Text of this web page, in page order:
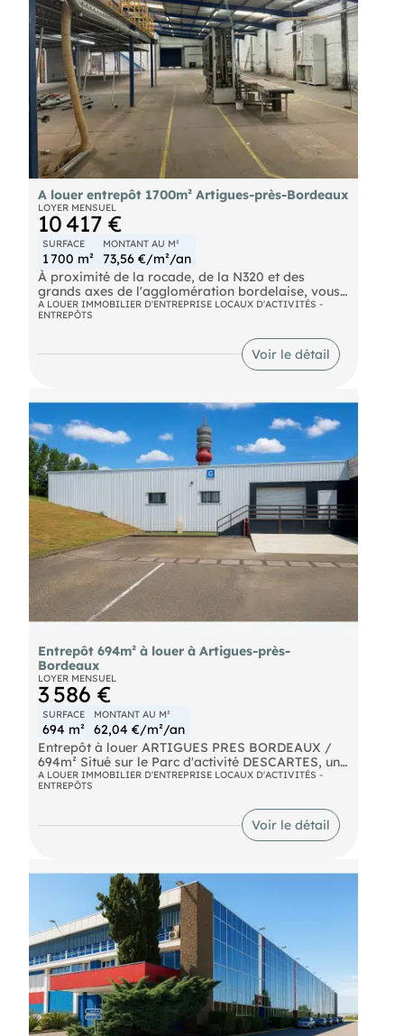
A louer entrepôt 1700m² Artigues-près-Bordeaux
LOYER MENSUEL
10 417 €
SURFACE
1 700 m²
MONTANT AU M²
73,56 €/m²/an
À proximité de la rocade, de la N320 et des
grands axes de l'agglomération bordelaise, vous
propose cet entrepôt de 1700m2.
1500m2, d'un environnement de bureaux de 75m2
et d'un étage de 125m2 (cuisine, salle de réunion).
acier double pot, un bardage double pot, une
dalle béton, 1 porte PL de plain-pied, vous
bénéficiez d'un très bel outil pour une activité de
stockage et d'exposition commerciale.
Disponibilité immédiate.
Loyer annuel HT/HC : 125 000€
Honoraires d'agence : 31 250€ HT
A LOUER IMMOBILIER D'ENTREPRISE LOCAUX D'ACTIVITÉS -
ENTREPÔTS
Voir le détail
Entrepôt 694m² à louer à Artigues-près-
Bordeaux
LOYER MENSUEL
3 586 €
SURFACE
694 m²
MONTANT AU M²
62,04 €/m²/an
Entrepôt à louer ARTIGUES PRES BORDEAUX /
694m² Situé sur le Parc d'activité DESCARTES, un
entrepôt d'une superficie d'environ 694m²
comprenant un entrepôt d'environ 594m² avec
porte accès piéton et des bureaux d'environ 100m²
avec sanitaires . Porte sectionnelle 3x3,20m .
Hauteur sous poutre : 2,65m. à 3,62m.
A LOUER IMMOBILIER D'ENTREPRISE LOCAUX D'ACTIVITÉS -
ENTREPÔTS
Voir le détail